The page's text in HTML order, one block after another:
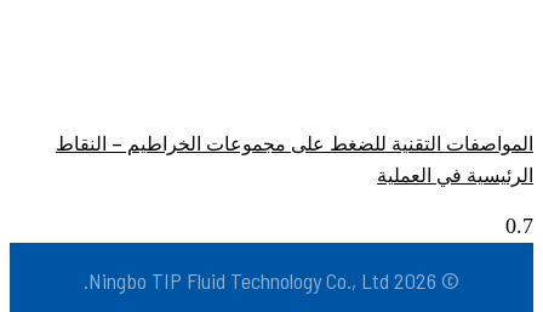
المواصفات التقنية للضغط على مجموعات الخراطيم – النقاط
الرئيسية في العملية
© 2026 Ningbo TIP Fluid Technology Co., Ltd.